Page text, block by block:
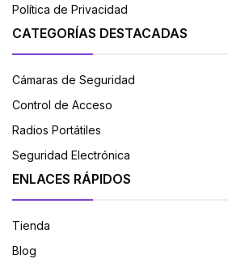
Política de Privacidad
CATEGORÍAS DESTACADAS
Cámaras de Seguridad
Control de Acceso
Radios Portátiles
Seguridad Electrónica
ENLACES RÁPIDOS
Tienda
Blog